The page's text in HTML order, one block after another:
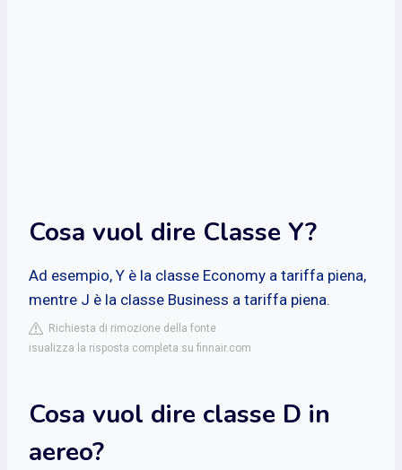
Cosa vuol dire Classe Y?
Ad esempio, Y è la classe Economy a tariffa piena,
mentre J è la classe Business a tariffa piena.
Richiesta di rimozione della fonte
isualizza la risposta completa su finnair.com
Cosa vuol dire classe D in
aereo?